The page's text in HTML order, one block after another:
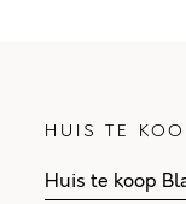
HUIS TE
Huis te koop